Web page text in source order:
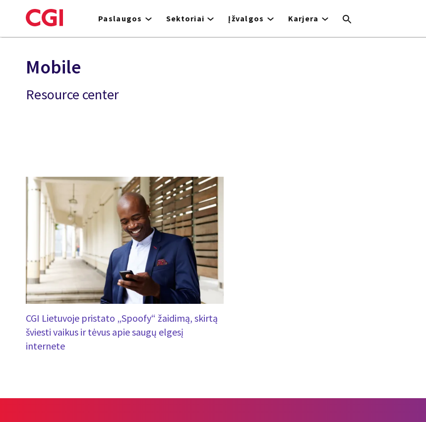
to
Paslaugos Sektoriai Įžvalgos Karjera
Mobile
Resource center
CGI Lietuvoje pristato „Spoofy“ žaidimą, skirtą
šviesti vaikus ir tėvus apie saugų elgesį
internete